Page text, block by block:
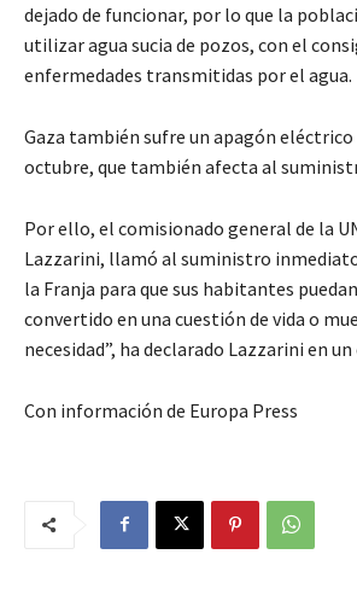
dejado de funcionar, por lo que la
utilizar agua sucia de pozos, con el
enfermedades transmitidas por el agua.
Gaza también sufre un apagón eléctrico
octubre, que también afecta al
Por ello, el comisionado general de la
Lazzarini, llamó al suministro
la Franja para que sus habitantes
convertido en una cuestión de vida o
necesidad”, ha declarado Lazzarini en
Con información de Europa Press